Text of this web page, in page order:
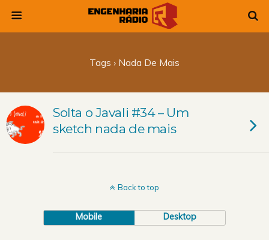
Tags › Nada De Mais
Solta o Javali #34 – Um
sketch nada de mais
Back to top
Mobile Desktop